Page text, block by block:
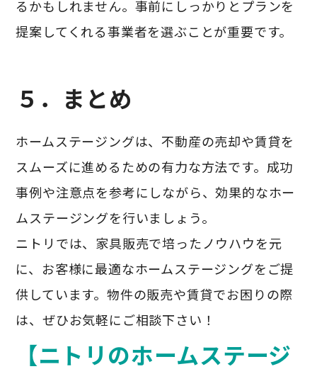
るかもしれません。事前にしっかりとプランを
提案してくれる事業者を選ぶことが重要です。
５．まとめ
ホームステージングは、不動産の売却や賃貸を
スムーズに進めるための有力な方法です。成功
事例や注意点を参考にしながら、効果的なホー
ムステージングを行いましょう。
ニトリでは、家具販売で培ったノウハウを元
に、お客様に最適なホームステージングをご提
供しています。物件の販売や賃貸でお困りの際
は、ぜひお気軽にご相談下さい！
【ニトリのホームステージ